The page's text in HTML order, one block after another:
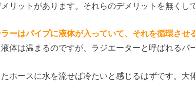
リットがあります。それらのデメリットを無くし
ーはパイプに液体が入っていて、それを循環させ
体は温まるのですが、ラジエーターと呼ばれるパ
ホースに水を流せば冷たいと感じるはずです。大